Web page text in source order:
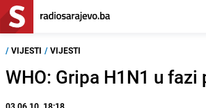
/ VIJESTI / VIJESTI
WHO: Gripa H1N1 u